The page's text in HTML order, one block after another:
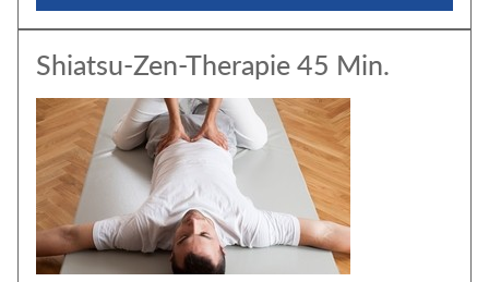
Shiatsu-Zen-Therapie 45 Min.